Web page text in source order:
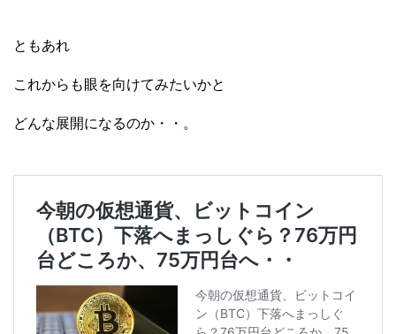
ともあれ
これからも眼を向けてみたいかと
どんな展開になるのか・・。